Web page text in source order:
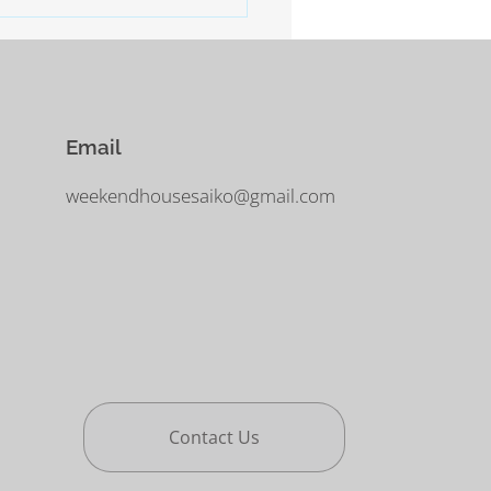
Email
weekendhousesaiko@gmail.com
Contact Us